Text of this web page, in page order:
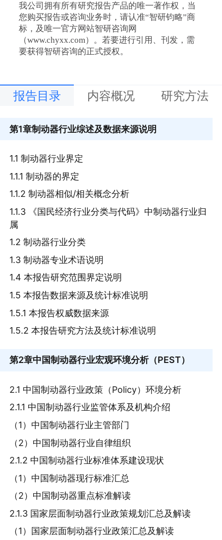
我公司拥有所有研究报告产品的唯一著作权，当
您购买报告或咨询业务时，请认准“智研钧略”商
标，及唯一官方网站智研咨询网
（www.chyxx.com）。若要进行引用、刊发，需
要获得智研咨询的正式授权。
报告目录 内容概况 研究方法
第1章制动器行业综述及数据来源说明
1.1 制动器行业界定
1.1.1 制动器的界定
1.1.2 制动器相似/相关概念分析
1.1.3 《国民经济行业分类与代码》中制动器行业归
属
1.2 制动器行业分类
1.3 制动器专业术语说明
1.4 本报告研究范围界定说明
1.5 本报告数据来源及统计标准说明
1.5.1 本报告权威数据来源
1.5.2 本报告研究方法及统计标准说明
第2章中国制动器行业宏观环境分析（PEST）
2.1 中国制动器行业政策（Policy）环境分析
2.1.1 中国制动器行业监管体系及机构介绍
（1）中国制动器行业主管部门
（2）中国制动器行业自律组织
2.1.2 中国制动器行业标准体系建设现状
（1）中国制动器现行标准汇总
（2）中国制动器重点标准解读
2.1.3 国家层面制动器行业政策规划汇总及解读
（1）国家层面制动器行业政策汇总及解读